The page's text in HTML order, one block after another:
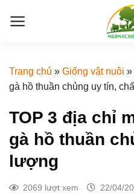
Trang chủ » Giống vật nuôi »
gà hồ thuần chủng uy tín,
TOP 3 địa chỉ
gà hồ thuần
lượng
2069 lượt xem
22/04/